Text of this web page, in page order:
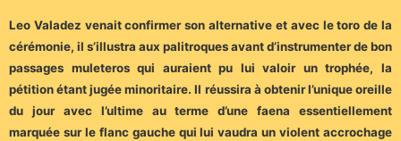
Leo Valadez venait confirmer son alternative et avec le toro de la
cérémonie, il s’illustra aux palitroques avant d’instrumenter de bon
passages muleteros qui auraient pu lui valoir un trophée, la
pétition étant jugée minoritaire. Il réussira à obtenir l’unique oreille
du jour avec l’ultime au terme d’une faena essentiellement
marquée sur le flanc gauche qui lui vaudra un violent accrochage